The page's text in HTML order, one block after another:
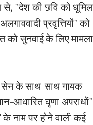
से, "देश की छवि को धूमिल
प्रवृत्तियों" को
को सुनवाई के लिए मामला
सेन के साथ-साथ गायक
आधारित घृणा अपराधों"
नाम पर होने वाली कई